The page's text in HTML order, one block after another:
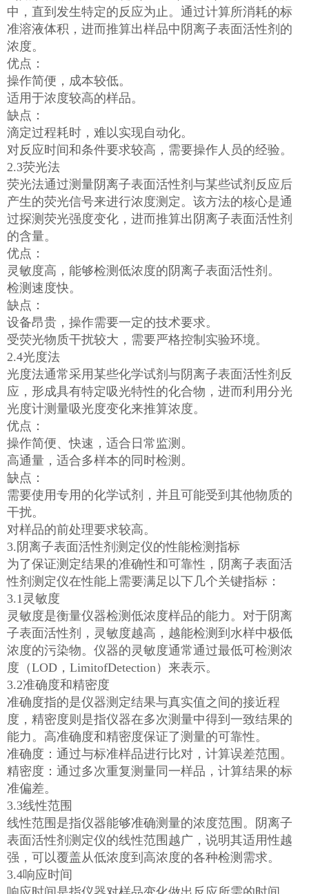
中，直到发生特定的反应为止。通过计算所消耗的标
准溶液体积，进而推算出样品中阴离子表面活性剂的
浓度。
优点：
操作简便，成本较低。
适用于浓度较高的样品。
缺点：
滴定过程耗时，难以实现自动化。
对反应时间和条件要求较高，需要操作人员的经验。
2.3荧光法
荧光法通过测量阴离子表面活性剂与某些试剂反应后
产生的荧光信号来进行浓度测定。该方法的核心是通
过探测荧光强度变化，进而推算出阴离子表面活性剂
的含量。
优点：
灵敏度高，能够检测低浓度的阴离子表面活性剂。
检测速度快。
缺点：
设备昂贵，操作需要一定的技术要求。
受荧光物质干扰较大，需要严格控制实验环境。
2.4光度法
光度法通常采用某些化学试剂与阴离子表面活性剂反
应，形成具有特定吸光特性的化合物，进而利用分光
光度计测量吸光度变化来推算浓度。
优点：
操作简便、快速，适合日常监测。
高通量，适合多样本的同时检测。
缺点：
需要使用专用的化学试剂，并且可能受到其他物质的
干扰。
对样品的前处理要求较高。
3.阴离子表面活性剂测定仪的性能检测指标
为了保证测定结果的准确性和可靠性，阴离子表面活
性剂测定仪在性能上需要满足以下几个关键指标：
3.1灵敏度
灵敏度是衡量仪器检测低浓度样品的能力。对于阴离
子表面活性剂，灵敏度越高，越能检测到水样中极低
浓度的污染物。仪器的灵敏度通常通过最低可检测浓
度（LOD，LimitofDetection）来表示。
3.2准确度和精密度
准确度指的是仪器测定结果与真实值之间的接近程
度，精密度则是指仪器在多次测量中得到一致结果的
能力。高准确度和精密度保证了测量的可靠性。
准确度：通过与标准样品进行比对，计算误差范围。
精密度：通过多次重复测量同一样品，计算结果的标
准偏差。
3.3线性范围
线性范围是指仪器能够准确测量的浓度范围。阴离子
表面活性剂测定仪的线性范围越广，说明其适用性越
强，可以覆盖从低浓度到高浓度的各种检测需求。
3.4响应时间